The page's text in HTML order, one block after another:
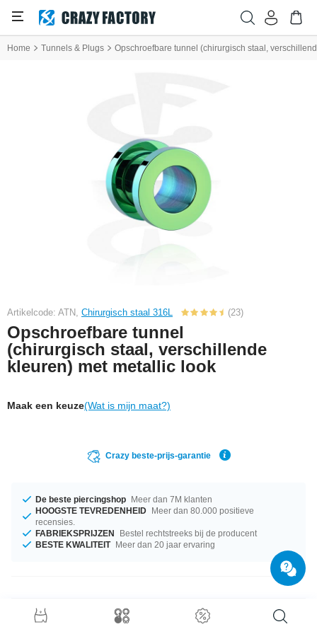
Home Tunnels & Plugs Opschroefbare tunnel (chirurgisch staal,
Artikelcode: ATN, Chirurgisch staal 316L (23)
Opschroefbare tunnel
(chirurgisch staal, verschillende
kleuren) met metallic look
Maak een keuze(Wat is mijn maat?)
Crazy beste-prijs-garantie
De beste piercingshop Meer dan 7M klanten
HOOGSTE TEVREDENHEID Meer dan 80.000 positieve
recensies.
FABRIEKSPRIJZEN
Bestel rechtstreeks bij de producent
BESTE KWALITEIT Meer dan 20 jaar ervaring
Productgegevens